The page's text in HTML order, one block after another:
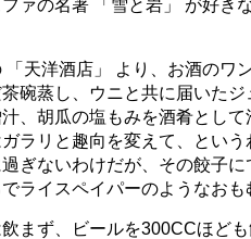
ァの名著 「雪と岩」 が好き
「天洋酒店」 より、お酒のワ
碗蒸し、ウニと共に届いた
、胡瓜の塩もみを酒肴として
ラリと趣向を変えて、とい
ぎないわけだが、その餃子
ライスペイパーのようなおも
まず、ビールを300CCほど